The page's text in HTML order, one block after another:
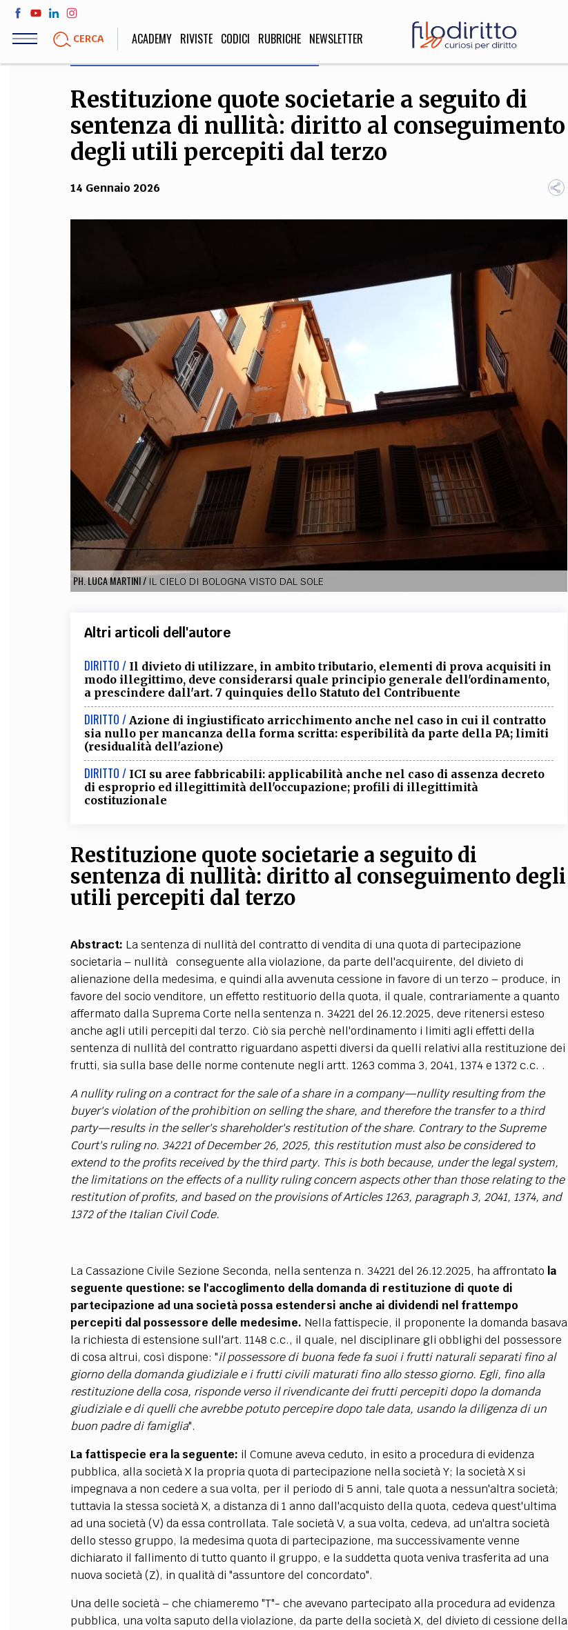
Salta
contenuto
CERCA ACADEMY RIVISTE CODICI RUBRICHE NEWSLETTER
LIFE STYLE
Sport, Cucina, Viaggi,
Moda
SOCIETÀ
Politica, Attualità,
Educazione, Lavoro, Esteri
DIRITTO
STORIA E FILOSOFIA INNOVAZIONE
TEAM
FILODIRITTO REDAZIONE AUTORI CURATORI FOTOGRAFI
EXTRA
CODICI RUBRICHE LIBRI PROCEEDINGS PUBBLICITÀ
SOCIAL MEDIA
Restituzione quote societarie a seguito di
sentenza di nullità: diritto al conseguimento
degli utili percepiti dal terzo
14 Gennaio 2026
PH. LUCA MARTINI/ IL CIELO DI BOLOGNA VISTO DAL SOLE
Altri articoli dell'autore
DIRITTO / Il divieto di utilizzare, in ambito tributario, elementi di prova acquisiti in
modo illegittimo, deve considerarsi quale principio generale dell'ordinamento,
a prescindere dall'art. 7 quinquies dello Statuto del Contribuente
DIRITTO / Azione di ingiustificato arricchimento anche nel caso in cui il contratto
sia nullo per mancanza della forma scritta: esperibilità da parte della PA; limiti
(residualità dell'azione)
DIRITTO / ICI su aree fabbricabili: applicabilità anche nel caso di assenza decreto
di esproprio ed illegittimità dell'occupazione; profili di illegittimità
costituzionale
Restituzione quote societarie a seguito di
sentenza di nullità: diritto al conseguimento degli
utili percepiti dal terzo
Abstract: La sentenza di nullità del contratto di vendita di una quota di partecipazione
societaria – nullità conseguente alla violazione, da parte dell'acquirente, del divieto di
alienazione della medesima, e quindi alla avvenuta cessione in favore di un terzo – produce, in
favore del socio venditore, un effetto restituorio della quota, il quale, contrariamente a quanto
affermato dalla Suprema Corte nella sentenza n. 34221 del 26.12.2025, deve ritenersi esteso
anche agli utili percepiti dal terzo. Ciò sia perchè nell'ordinamento i limiti agli effetti della
sentenza di nullità del contratto riguardano aspetti diversi da quelli relativi alla restituzione dei
frutti, sia sulla base delle norme contenute negli artt. 1263 comma 3, 2041, 1374 e 1372 c.c. .
A nullity ruling on a contract for the sale of a share in a company—nullity resulting from the
buyer's violation of the prohibition on selling the share, and therefore the transfer to a third
party—results in the seller's shareholder's restitution of the share. Contrary to the Supreme
Court's ruling no. 34221 of December 26, 2025, this restitution must also be considered to
extend to the profits received by the third party. This is both because, under the legal system,
the limitations on the effects of a nullity ruling concern aspects other than those relating to the
restitution of profits, and based on the provisions of Articles 1263, paragraph 3, 2041, 1374, and
1372 of the Italian Civil Code.
La Cassazione Civile Sezione Seconda, nella sentenza n. 34221 del 26.12.2025, ha affrontato la
seguente questione: se l'accoglimento della domanda di restituzione di quote di
partecipazione ad una società possa estendersi anche ai dividendi nel frattempo
percepiti dal possessore delle medesime. Nella fattispecie, il proponente la domanda basava
la richiesta di estensione sull'art. 1148 c.c., il quale, nel disciplinare gli obblighi del possessore
di cosa altrui, così dispone: "il possessore di buona fede fa suoi i frutti naturali separati fino al
giorno della domanda giudiziale e i frutti civili maturati fino allo stesso giorno. Egli, fino alla
restituzione della cosa, risponde verso il rivendicante dei frutti percepiti dopo la domanda
giudiziale e di quelli che avrebbe potuto percepire dopo tale data, usando la diligenza di un
buon padre di famiglia".
La fattispecie era la seguente: il Comune aveva ceduto, in esito a procedura di evidenza
pubblica, alla società X la propria quota di partecipazione nella società Y; la società X si
impegnava a non cedere a sua volta, per il periodo di 5 anni, tale quota a nessun'altra società;
tuttavia la stessa società X, a distanza di 1 anno dall'acquisto della quota, cedeva quest'ultima
ad una società (V) da essa controllata. Tale società V, a sua volta, cedeva, ad un'altra società
dello stesso gruppo, la medesima quota di partecipazione, ma successivamente venne
dichiarato il fallimento di tutto quanto il gruppo, e la suddetta quota veniva trasferita ad una
nuova società (Z), in qualità di "assuntore del concordato".
Una delle società – che chiameremo "T"- che avevano partecipato alla procedura ad evidenza
pubblica, una volta saputo della violazione, da parte della società X, del divieto di cessione della